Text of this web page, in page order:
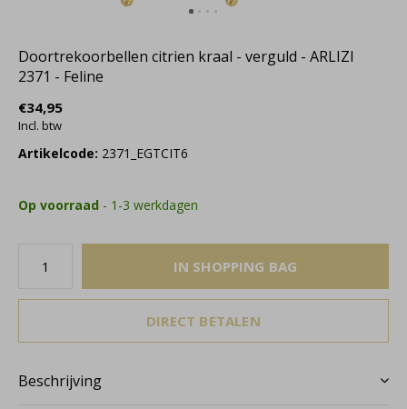
Doortrekoorbellen citrien kraal - verguld - ARLIZI
2371 - Feline
€34,95
Incl. btw
Artikelcode: 2371_EGTCIT6
Op voorraad - 1-3 werkdagen
IN SHOPPING BAG
DIRECT BETALEN
Beschrijving